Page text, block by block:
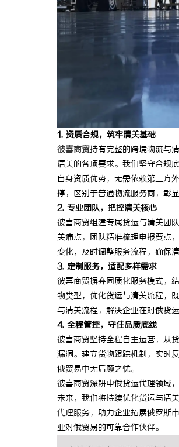
1. 资质合规，筑牢清关基础
彼喜商贸持有完整的跨境物流与
清关的各项要求。我们坚守合规
自身资质优势，无需依赖第三方
撑，区别于普通物流服务商，彰
2. 专业团队，把控清关核心
彼喜商贸组建专属货运与清关团
关痛点，团队精准梳理申报要点
变化，及时调整服务流程，确保
3. 定制服务，适配多样需求
彼喜商贸摒弃同质化服务模式，
物类型，优化货运与清关流程，
与清关流程，解决企业在对俄货
4. 全程管控，守住品质底线
彼喜商贸坚持全程自主运营，从
漏洞。建立货物跟踪机制，实时
俄贸易中无后顾之忧。
彼喜商贸深耕中俄货运代理领域
未来，我们将持续优化货运与清
代理服务，助力企业拓展俄罗斯
业对俄贸易的可靠合作伙伴。